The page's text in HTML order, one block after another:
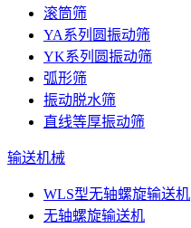
滚筒筛
YA系列圆振动筛
YK系列圆振动筛
弧形筛
振动脱水筛
直线等厚振动筛
输送机械
WLS型无轴螺旋输送机
无轴螺旋输送机